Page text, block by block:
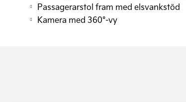
Passagerarstol fram med elsvankstöd
Kamera med 360°-vy